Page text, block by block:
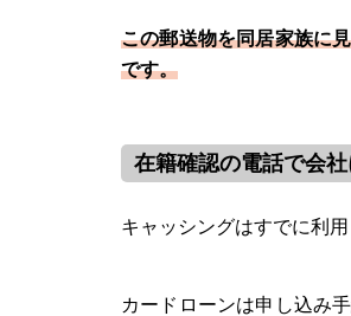
この郵送物を同居家族に
です。
在籍確認の電話で会
キャッシングはすでに利
カードローンは申し込み